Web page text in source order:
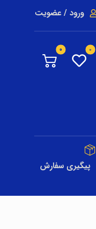
ورود / عضویت
پیگیری سفارش